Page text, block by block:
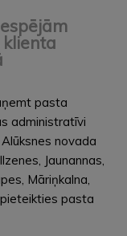
pasta
administratīvi
novada
Jaunannas,
Māriņkalna,
pasta